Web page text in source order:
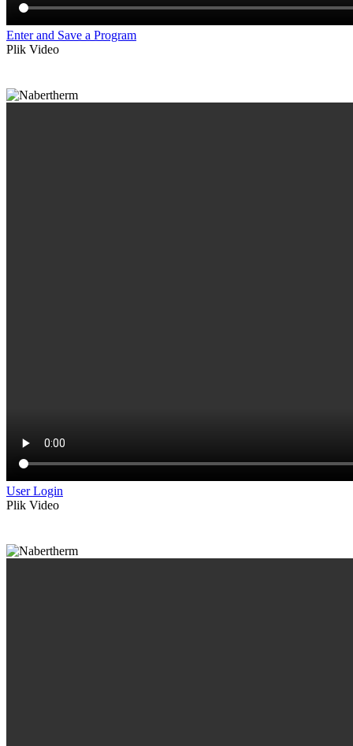
Enter and Save a Program
Plik Video
User Login
Plik Video